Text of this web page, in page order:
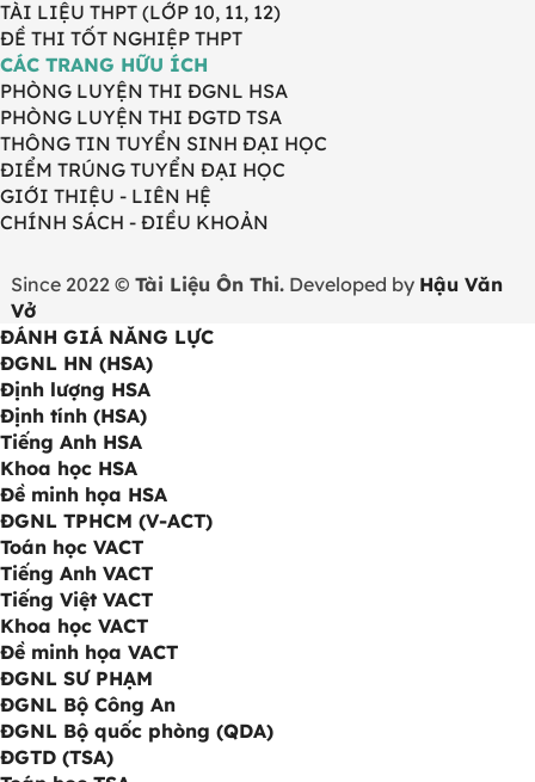
TÀI LIỆU THPT (LỚP 10, 11, 12)
ĐỀ THI TỐT NGHIỆP THPT
CÁC TRANG HỮU ÍCH
PHÒNG LUYỆN THI ĐGNL HSA
PHÒNG LUYỆN THI ĐGTD TSA
THÔNG TIN TUYỂN SINH ĐẠI HỌC
ĐIỂM TRÚNG TUYỂN ĐẠI HỌC
GIỚI THIỆU - LIÊN HỆ
CHÍNH SÁCH - ĐIỀU KHOẢN
Since 2022 © Tài Liệu Ôn Thi.Developed by Hậu Văn
Vở
ĐÁNH GIÁ NĂNG LỰC
ĐGNL HN (HSA)
Định lượng HSA
Định tính (HSA)
Tiếng Anh HSA
Khoa học HSA
Đề minh họa HSA
ĐGNL TPHCM (V-ACT)
Toán học VACT
Tiếng Anh VACT
Tiếng Việt VACT
Khoa học VACT
Đề minh họa VACT
ĐGNL SƯ PHẠM
ĐGNL Bộ Công An
ĐGNL Bộ quốc phòng (QDA)
ĐGTD (TSA)